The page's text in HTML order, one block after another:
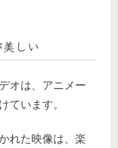
しい
オは、アニメー
ています。
れた映像は、楽